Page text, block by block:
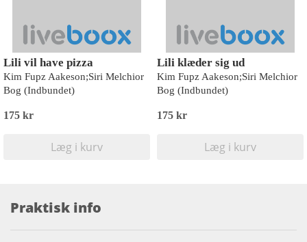
Lili vil have pizza
Kim Fupz Aakeson;Siri Melchior
Bog (Indbundet)
175 kr
Læg i kurv
Lili klæder sig ud
Kim Fupz Aakeson;Siri Melchior
Bog (Indbundet)
175 kr
Læg i kurv
Praktisk info